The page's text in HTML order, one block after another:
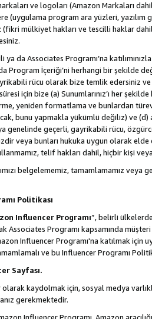
ve logoları (Amazon Markaları
(uygulama program ara yüzleri,
mülkiyet hakları ve tescilli haklar
ya da Associates Programı’na
Program İçeriği’ni herhangi bir şekilde
rücu olarak bize temlik edersiniz ve
için bize (a) Sunumlarınız’ı her
yeniden formatlama ve bunlardan türev
bunu yapmakla yükümlü değiliz) ve
genelinde geçerli, gayrikabili rücu,
veya bunları hukuka uygun olarak
telif hakları dahil, hiçbir kişi
belgelememiz, tamamlamamız
Politikası
Influencer Programı”, belirli
Associates Programı kapsamında
Influencer Programı'na katılmak için
ve bu Influencer Programı
Sayfası.
olarak kaydolmak için, sosyal medya
gerekmektedir.